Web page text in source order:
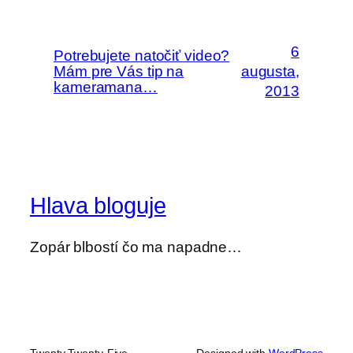
Potrebujete natočiť video?
Mám pre Vás tip na
kameramana…
6
augusta,
2013
Hlava bloguje
Zopár blbostí čo ma napadne…